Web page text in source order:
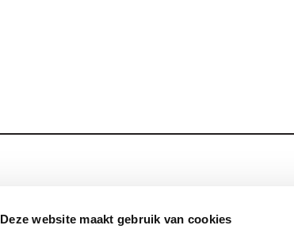
Deze website maakt gebruik van cookies
Onze Spiritualiteit